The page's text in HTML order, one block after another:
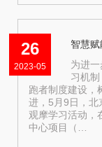
26
2023-05
智慧
为进
习机
跑者制度建设，
进，5月9日，北
观摩学习活动，
中心项目（…